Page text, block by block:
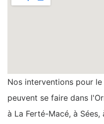
Nos interventions pour
peuvent se faire dans
à La Ferté-Macé, à